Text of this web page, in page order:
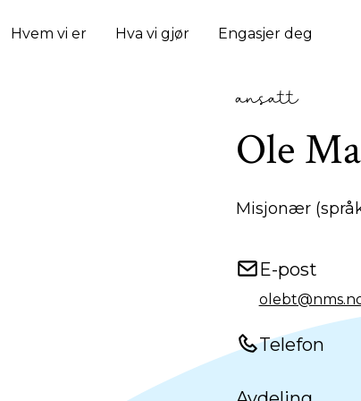
Hvem vi er Hva vi gjør Engasjer deg
ansatt
Ole
Misjonær
E-post
Telefon